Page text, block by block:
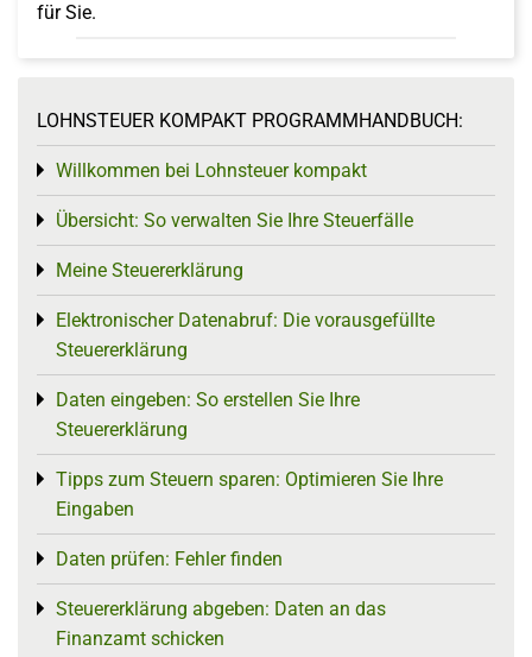
für Sie.
LOHNSTEUER KOMPAKT PROGRAMMHANDBUCH:
Willkommen bei Lohnsteuer kompakt
Toggle menu
Übersicht: So verwalten Sie Ihre Steuerfälle
Toggle menu
Meine Steuererklärung
Toggle menu
Elektronischer Datenabruf: Die vorausgefüllte
Steuererklärung
Toggle menu
Daten eingeben: So erstellen Sie Ihre
Steuererklärung
Toggle menu
Tipps zum Steuern sparen: Optimieren Sie Ihre
Eingaben
Toggle menu
Daten prüfen: Fehler finden
Toggle menu
Steuererklärung abgeben: Daten an das
Finanzamt schicken
Toggle menu